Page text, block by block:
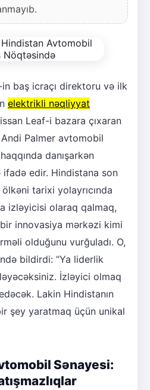
baş icraçı direktoru və ilk
elektrikli nəqliyyat
Leaf-i bazara çıxaran
Palmer avtomobil
danışarkən
edir. Hindistana son
tarixi yolayrıcında
izləyicisi olaraq qalmaq,
innovasiya mərkəzi kimi
olduğunu vurğuladı. O,
bildirdi: “Ya liderlik
İzləyici olmaq
Lakin Hindistanın
şey yaratmaq üçün unikal
Sənayesi: